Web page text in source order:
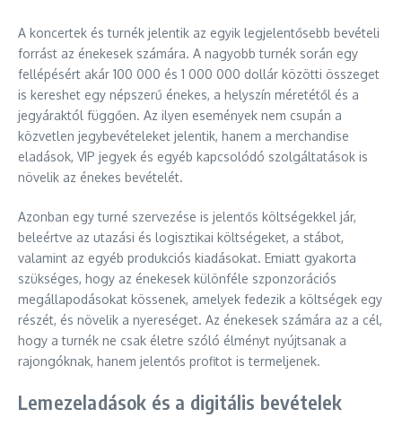
A koncertek és turnék jelentik az egyik legjelentősebb bevételi
forrást az énekesek számára. A nagyobb turnék során egy
fellépésért akár 100 000 és 1 000 000 dollár közötti összeget
is kereshet egy népszerű énekes, a helyszín méretétől és a
jegyáraktól függően. Az ilyen események nem csupán a
közvetlen jegybevételeket jelentik, hanem a merchandise
eladások, VIP jegyek és egyéb kapcsolódó szolgáltatások is
növelik az énekes bevételét.
Azonban egy turné szervezése is jelentős költségekkel jár,
beleértve az utazási és logisztikai költségeket, a stábot,
valamint az egyéb produkciós kiadásokat. Emiatt gyakorta
szükséges, hogy az énekesek különféle szponzorációs
megállapodásokat kössenek, amelyek fedezik a költségek egy
részét, és növelik a nyereséget. Az énekesek számára az a cél,
hogy a turnék ne csak életre szóló élményt nyújtsanak a
rajongóknak, hanem jelentős profitot is termeljenek.
Lemezeladások és a digitális bevételek